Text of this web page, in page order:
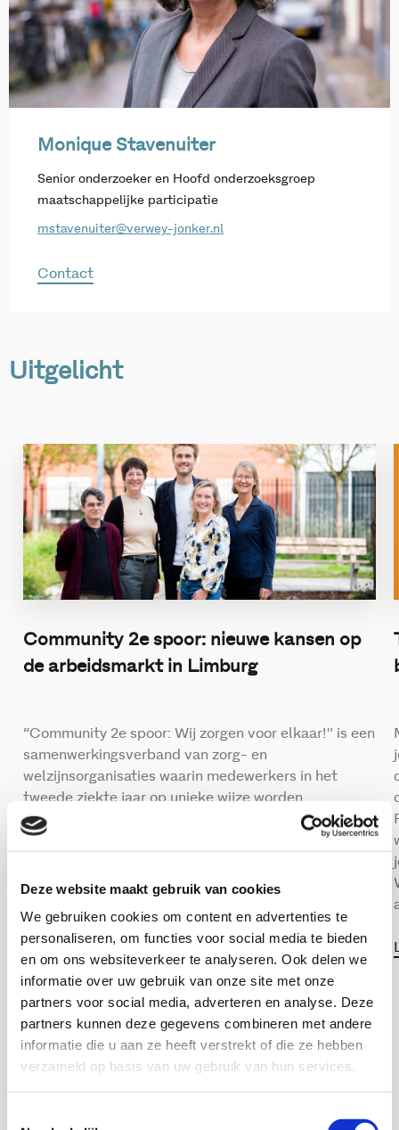
Deze website maakt gebruik van cookies
We gebruiken cookies om content en advertenties te
personaliseren, om functies voor social media te bieden
en om ons websiteverkeer te analyseren. Ook delen we
informatie over uw gebruik van onze site met onze
partners voor social media, adverteren en analyse. Deze
partners kunnen deze gegevens combineren met andere
informatie die u aan ze heeft verstrekt of die ze hebben
verzameld op basis van uw gebruik van hun services.
Monique Stavenuiter
Senior onderzoeker en Hoofd onderzoeksgroep
maatschappelijke participatie
mstavenuiter@verwey-jonker.nl
Contact
Uitgelicht
Community 2e spoor: nieuwe kansen op
de arbeidsmarkt in Limburg
“Community 2e spoor: Wij zorgen voor elkaar!" is een
samenwerkingsverband van zorg- en
welzijnsorganisaties waarin medewerkers in het
tweede ziekte jaar op unieke wijze worden
ondersteund bij re-integratie naar werk. In dit artikel
vertelt Dr. Ines Schell-Kiehl over het project.
Lees meer
Actualiteiten overzicht
Recente publicaties